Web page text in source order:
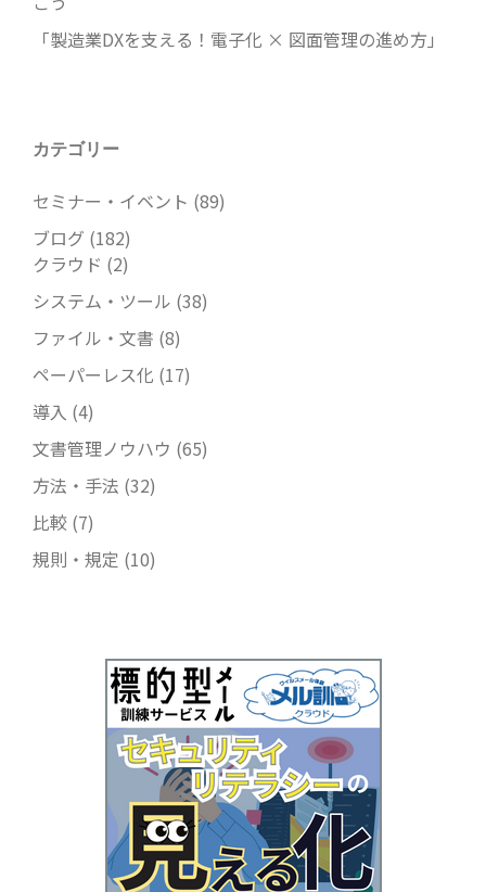
「製造業DXを支える！電子化 × 図面管理の進め方」
カテゴリー
セミナー・イベント (89)
ブログ (182)
クラウド (2)
システム・ツール (38)
ファイル・文書 (8)
ペーパーレス化 (17)
導入 (4)
文書管理ノウハウ (65)
方法・手法 (32)
比較 (7)
規則・規定 (10)